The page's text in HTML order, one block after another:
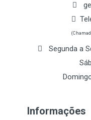
Segunda a
Informações